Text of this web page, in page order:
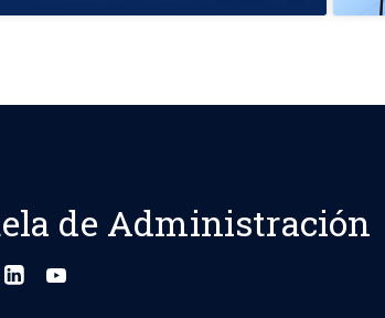
de Administración